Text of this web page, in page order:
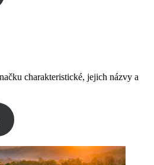
charakteristické, jejich názvy a